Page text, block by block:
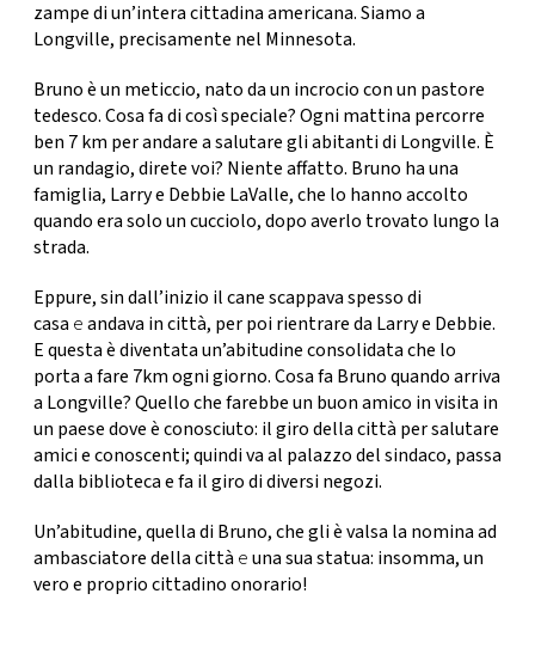
VIDEO
TV
PRINCIPATO
DI
MONACO
RMC
CONSIGLIA
zampe di un’intera cittadina americana. Siamo a
Longville, precisamente nel Minnesota.
Bruno è un meticcio, nato da un incrocio con un pastore
tedesco. Cosa fa di così speciale?Ogni mattina percorre
ben 7 km per andare a salutare gli abitanti di Longville. È
un randagio, direte voi? Niente affatto. Bruno ha una
famiglia, Larry e Debbie LaValle, che lo hanno accolto
quando era solo un cucciolo, dopo averlo trovato lungo la
strada.
Eppure, sin dall’inizio il cane scappava spesso di
casa eandava in città, per poi rientrare da Larry e Debbie.
E questa è diventata un’abitudine consolidata che lo
porta a fare 7km ogni giorno. Cosa fa Bruno quando arriva
a Longville? Quello che farebbe un buon amico in visita in
un paese dove è conosciuto: il giro della città per salutare
amici e conoscenti; quindi va al palazzo del sindaco, passa
dalla biblioteca e fa il giro di diversi negozi.
Un’abitudine, quella di Bruno, che gli è valsa la nomina ad
ambasciatore della città euna sua statua: insomma, un
vero e proprio cittadino onorario!